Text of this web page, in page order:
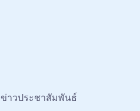
ข่าวประชาสัมพันธ์